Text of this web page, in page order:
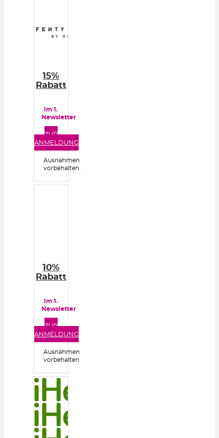
15%
Rabatt
im 1.
Newsletter
ZUR
ANMELDUNG
Ausnahmen
vorbehalten.
10%
Rabatt
im 1.
Newsletter
ZUR
ANMELDUNG
Ausnahmen
vorbehalten